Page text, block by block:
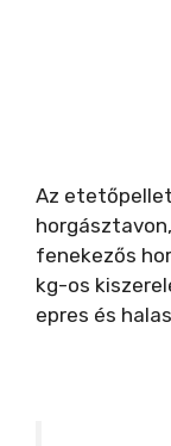
Az
fenekezős
kg-os
epres és